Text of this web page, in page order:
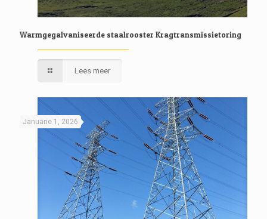
Warmgegalvaniseerde staalrooster Kragtransmissietoring
Lees meer
Januarie 1, 2026